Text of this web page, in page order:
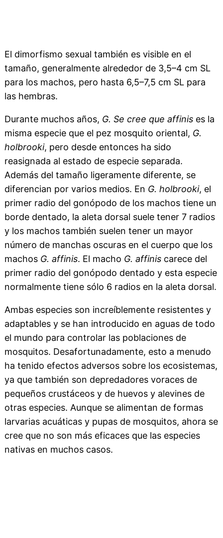
El dimorfismo sexual también es visible en el
tamaño, generalmente alrededor de 3,5–4 cm SL
para los machos, pero hasta 6,5–7,5 cm SL para
las hembras.
Durante muchos años, G. Se cree que affinises la
misma especie que el pez mosquito oriental, G.
holbrooki, pero desde entonces ha sido
reasignada al estado de especie separada.
Además del tamaño ligeramente diferente, se
diferencian por varios medios. En G. holbrooki, el
primer radio del gonópodo de los machos tiene un
borde dentado, la aleta dorsal suele tener 7 radios
y los machos también suelen tener un mayor
número de manchas oscuras en el cuerpo que los
machos G. affinis. El macho G. affiniscarece del
primer radio del gonópodo dentado y esta especie
normalmente tiene sólo 6 radios en la aleta dorsal.
Ambas especies son increíblemente resistentes y
adaptables y se han introducido en aguas de todo
el mundo para controlar las poblaciones de
mosquitos. Desafortunadamente, esto a menudo
ha tenido efectos adversos sobre los ecosistemas,
ya que también son depredadores voraces de
pequeños crustáceos y de huevos y alevines de
otras especies. Aunque se alimentan de formas
larvarias acuáticas y pupas de mosquitos, ahora se
cree que no son más eficaces que las especies
nativas en muchos casos.